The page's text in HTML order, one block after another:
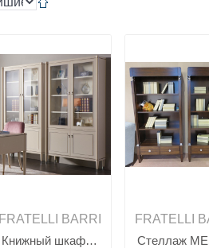
FRATELLI BARRI
Книжный шкаф MODENA, FRATELLI BARRI
FRATELLI